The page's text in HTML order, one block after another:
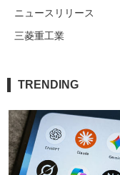
ニュースリリース
三菱重工業
TRENDING